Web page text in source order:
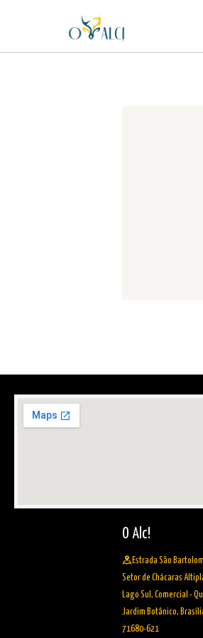
O Alc!
Estrada São
Setor de Chácaras
Lago Sul, Comercial -
Jardim Botânico,
71680-621